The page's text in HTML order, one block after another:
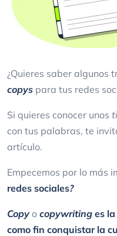
¿Quieres saber algunos
copys para tus redes
Si quieres conocer unos
con tus palabras, te
artículo.
Empecemos por lo más
redes sociales?
Copy o copywriting es
como fin conquistar la